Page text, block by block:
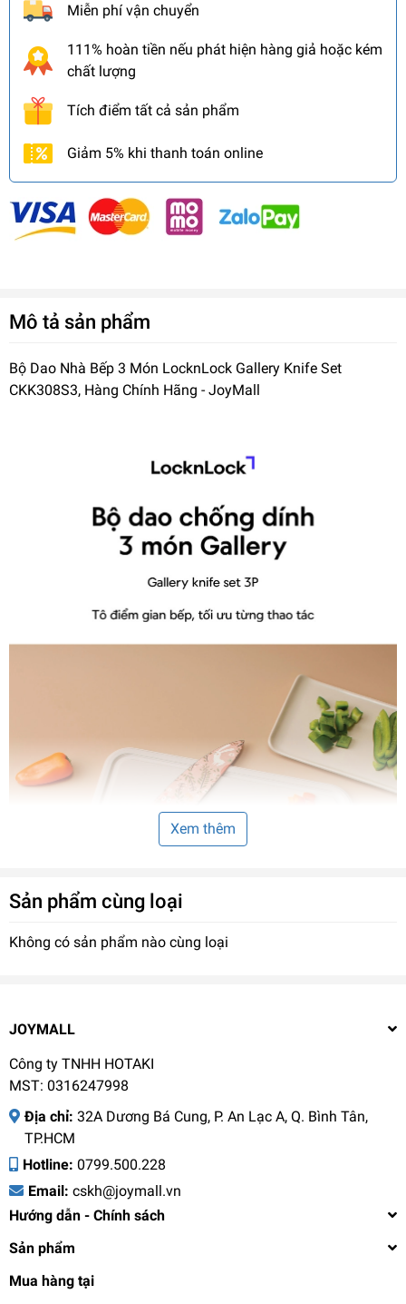
Miễn phí vận chuyển
111% hoàn tiền nếu phát hiện hàng giả hoặc kém
chất lượng
Tích điểm tất cả sản phẩm
Giảm 5% khi thanh toán online
Mô tả sản phẩm
Bộ Dao Nhà Bếp 3 Món LocknLock Gallery Knife Set
CKK308S3, Hàng Chính Hãng - JoyMall
ĐẶC ĐIỂM SẢN PHẨM:
- TAY CẦM CÔNG THÁI HỌC: Thiết kế bảo vệ ngón tay đảm
bảo an toàn và thoải mái khi sử dụng.
- BỘ SẢN PHẨM ĐA NĂNG: Gồm dao đầu bếp, dao santoku
và dao gọt giúp cắt thái đa dạng thực phẩm.
- HỌA TIẾT THIẾT KẾ TRÊN LƯỠI DAO: Lựa chọn hoàn hảo
cho trải nghiệm bếp núc và thư giãn trong không gian nghệ
thuật
Xem thêm
Sản phẩm cùng loại
Không có sản phẩm nào cùng loại
JOYMALL
Công ty TNHH HOTAKI
MST: 0316247998
Địa chỉ: 32A Dương Bá Cung, P. An Lạc A, Q. Bình Tân,
TP.HCM
Hotline: 0799.500.228
Email: cskh@joymall.vn
Hướng dẫn - Chính sách
Sản phẩm
Mua hàng tại